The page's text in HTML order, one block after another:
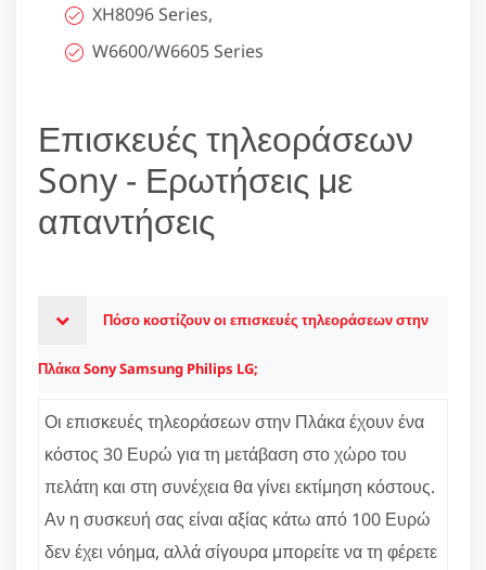
XH8096 Series,
W6600/W6605 Series
Επισκευές τηλεοράσεων
Sony - Ερωτήσεις με
απαντήσεις
Πόσο κοστίζουν οι επισκευές τηλεοράσεων στην
Πλάκα Sony Samsung Philips LG;
Οι επισκευές τηλεοράσεων στην Πλάκα έχουν ένα
κόστος 30 Ευρώ για τη μετάβαση στο χώρο του
πελάτη και στη συνέχεια θα γίνει εκτίμηση κόστους.
Αν η συσκευή σας είναι αξίας κάτω από 100 Ευρώ
δεν έχει νόημα, αλλά σίγουρα μπορείτε να τη φέρετε